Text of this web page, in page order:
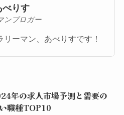
べりす
ンブロガー
ーマン、あべりすです！
年の求人市場予測と需要の
職種TOP10